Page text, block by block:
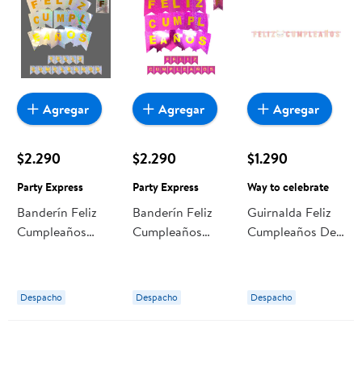
$2.290
Party Express
Banderín Feliz
Cumpleaños
Despacho
Agregar
$2.290
Party Express
Banderín Feliz
Cumpleaños
Despacho
Agregar
$1.290
Way to celebrate
Guirnalda Feliz
Cumpleaños De
Despacho
Agregar